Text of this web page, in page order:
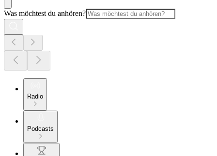
Was möchtest du anhören?
Radio
Podcasts